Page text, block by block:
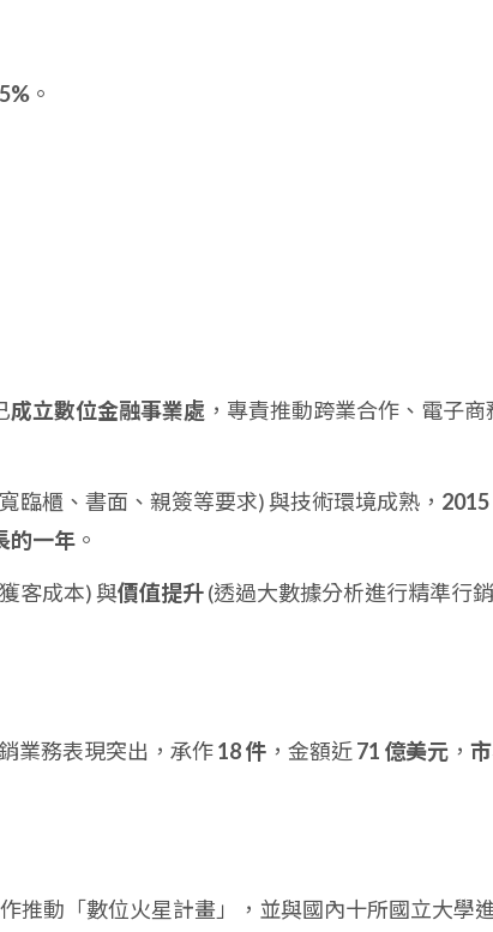
。
成立數位金融事業處 ，專責推動跨業合作、電子商
臨櫃、書面、親簽等要求) 與技術環境成熟，
的一年 。
客成本) 與價值提升(透過大數據分析進行精準行
業務表現突出，承作18 件 ，金額近71 億美元 ，
推動「數位火星計畫」，並與國內十所國立大學